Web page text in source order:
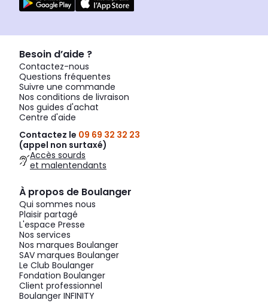
Besoin d’aide ?
Contactez-nous
Questions fréquentes
Suivre une commande
Nos conditions de livraison
Nos guides d'achat
Centre d'aide
Contactez le 09 69 32 32 23
(appel non surtaxé)
Accès sourds
et malentendants
À propos de Boulanger
Qui sommes nous
Plaisir partagé
L'espace Presse
Nos services
Nos marques Boulanger
SAV marques Boulanger
Le Club Boulanger
Fondation Boulanger
Client professionnel
Boulanger INFINITY